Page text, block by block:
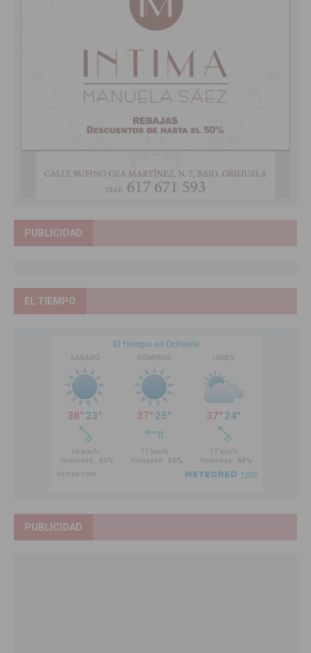
PUBLICIDAD
EL TIEMPO
PUBLICIDAD